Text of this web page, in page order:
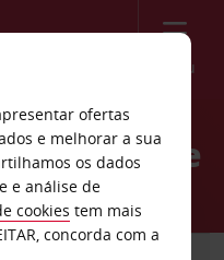
Menu
Sandane
ofertas
e melhorar a sua
os dados
e análise de
cookies tem mais
concorda com a